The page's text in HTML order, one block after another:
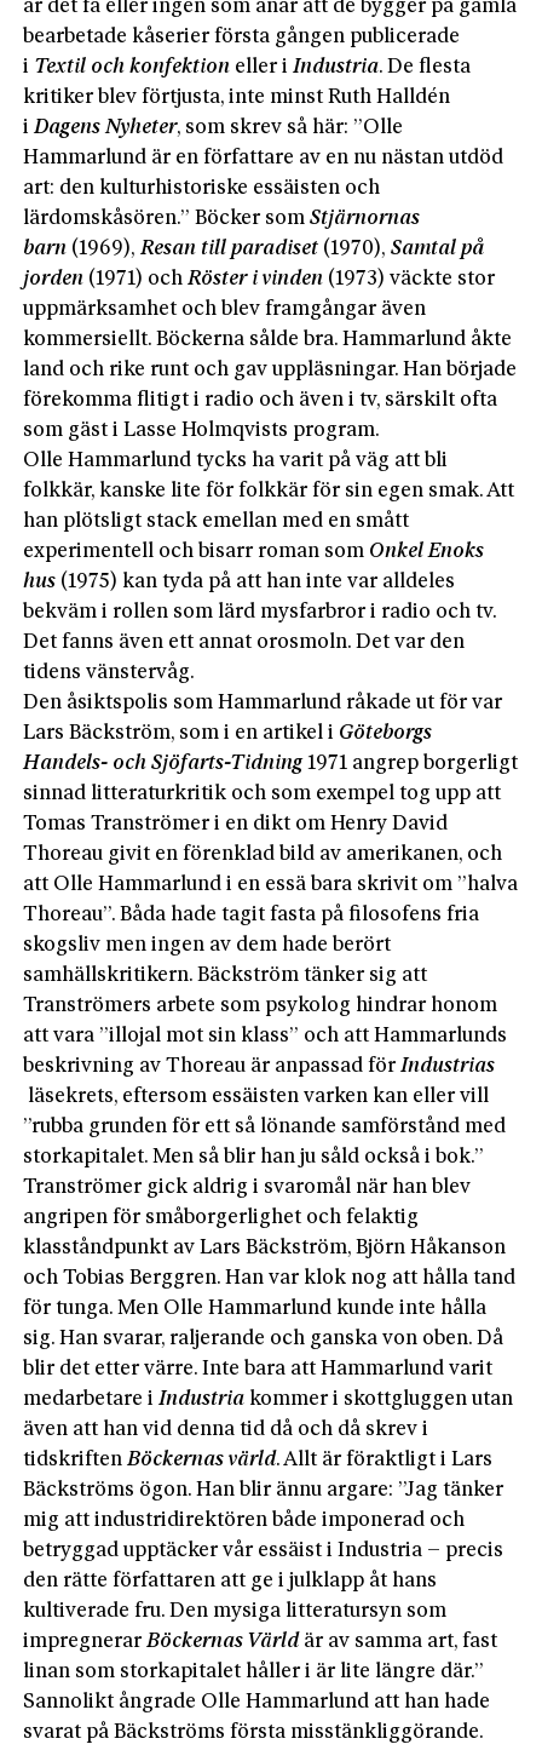
är det få eller ingen som anar att de bygger på gamla
bearbetade kåserier första gången publicerade
i Textil och konfektion eller iIndustria. De flesta
kritiker blev förtjusta, inte minst Ruth Halldén
iDagens Nyheter, som skrev så här: ”Olle
Hammarlund är en författare av en nu nästan utdöd
art: den kulturhistoriske essäisten och
lärdomskåsören.” Böcker somStjärnornas
barn (1969),Resan till paradiset (1970),Samtal på
jorden (1971) ochRöster i vinden (1973) väckte stor
uppmärksamhet och blev framgångar även
kommersiellt. Böckerna sålde bra. Hammarlund åkte
land och rike runt och gav uppläsningar. Han började
förekomma flitigt i radio och även i tv, särskilt ofta
som gäst i Lasse Holmqvists program.
Olle Hammarlund tycks ha varit på väg att bli
folkkär, kanske lite för folkkär för sin egen smak. Att
han plötsligt stack emellan med en smått
experimentell och bisarr roman som Onkel Enoks
hus (1975) kan tyda på att han inte var alldeles
bekväm i rollen som lärd mysfarbror i radio och tv.
Det fanns även ett annat orosmoln. Det var den
tidens vänstervåg.
Den åsiktspolis som Hammarlund råkade ut för var
Lars Bäckström, som i en artikel i Göteborgs
Handels- och Sjöfarts-Tidning1971 angrep borgerligt
sinnad litteraturkritik och som exempel tog upp att
Tomas Tranströmer i en dikt om Henry David
Thoreau givit en förenklad bild av amerikanen, och
att Olle Hammarlund i en essä bara skrivit om ”halva
Thoreau”. Båda hade tagit fasta på filosofens fria
skogsliv men ingen av dem hade berört
samhällskritikern. Bäckström tänker sig att
Tranströmers arbete som psykolog hindrar honom
att vara ”illojal mot sin klass” och att Hammarlunds
beskrivning av Thoreau är anpassad förIndustrias­
läsekrets, eftersom essäisten varken kan eller vill
”rubba grunden för ett så lönande samförstånd med
storkapitalet. Men så blir han ju såld också i bok.”
Tranströmer gick aldrig i svaromål när han blev
angripen för småborgerlighet och felaktig
klasståndpunkt av Lars Bäckström, Björn Håkanson
och Tobias Berggren. Han var klok nog att hålla tand
för tunga. Men Olle Hammarlund kunde inte hålla
sig. Han svarar, raljerande och ganska von oben. Då
blir det etter värre. Inte bara att Hammarlund varit
medarbetare iIndustria kommer i skottgluggen utan
även att han vid denna tid då och då skrev i
tidskriftenBöckernas värld. Allt är föraktligt i Lars
Bäckströms ögon. Han blir ännu argare: ”Jag tänker
mig att industridirektören både imponerad och
betryggad upptäcker vår essäist i Industria – precis
den rätte författaren att ge i julklapp åt hans
kultiverade fru. Den mysiga litteratursyn som
impregnerarBöckernas Värld är av samma art, fast
linan som storkapitalet håller i är lite längre där.”
Sannolikt ångrade Olle Hammarlund att han hade
svarat på Bäckströms förs­ta misstänkliggörande.